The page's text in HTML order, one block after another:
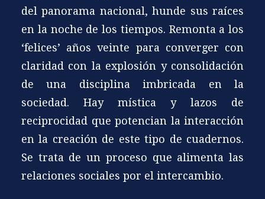
del panorama nacional, hunde sus raíces
en la noche de los tiempos. Remonta a los
‘felices’ años veinte para converger con
claridad con la explosión y consolidación
de una disciplina imbricada en la
sociedad. Hay mística y lazos de
reciprocidad que potencian la interacción
en la creación de este tipo de cuadernos.
Se trata de un proceso que alimenta las
relaciones sociales por el intercambio.